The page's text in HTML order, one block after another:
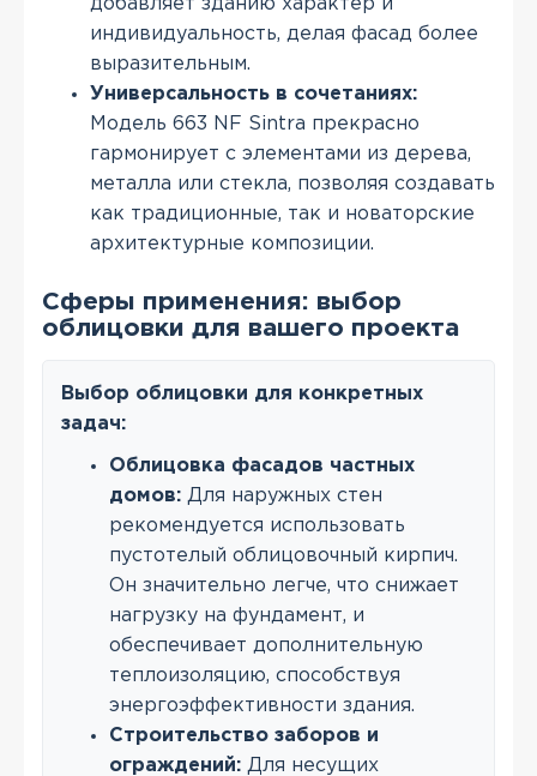
добавляет зданию характер и
индивидуальность, делая фасад более
выразительным.
Универсальность в сочетаниях:
Модель 663 NF Sintra прекрасно
гармонирует с элементами из дерева,
металла или стекла, позволяя создавать
как традиционные, так и новаторские
архитектурные композиции.
Сферы применения: выбор
облицовки для вашего проекта
Выбор облицовки для конкретных
задач:
Облицовка фасадов частных
домов: Для наружных стен
рекомендуется использовать
пустотелый облицовочный кирпич.
Он значительно легче, что снижает
нагрузку на фундамент, и
обеспечивает дополнительную
теплоизоляцию, способствуя
энергоэффективности здания.
Строительство заборов и
ограждений: Для несущих